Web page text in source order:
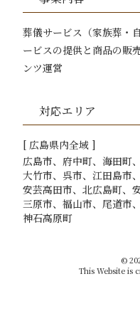
葬儀サービス（家族葬・
ービスの提供と商品の販
ンツ運営
対応エリア
[ 広島県内全域 ]
広島市
府中町 海田町
大竹市
呉市 江田島市
安芸高田市
北広島町
三原市
福山市 尾道市
神石高原町
©
This Website is